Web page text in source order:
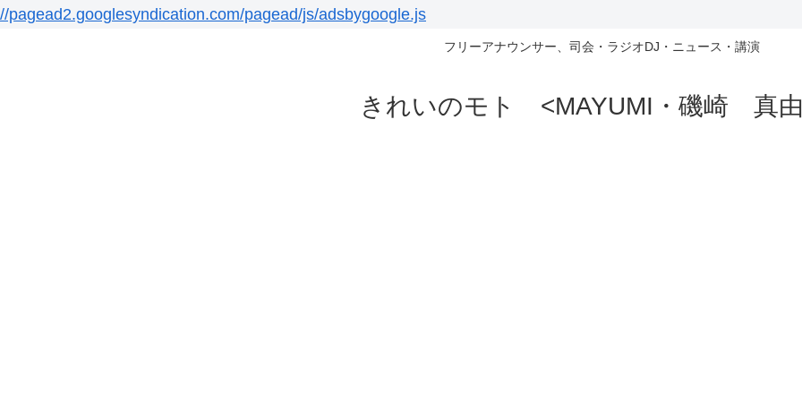
//pagead2.googlesyndication.com/pagead/js/adsbygoogle.js
フリーアナウンサー、司会・ラジオDJ・ニュース・講演
きれいのモト <MAYUMI・磯崎 真